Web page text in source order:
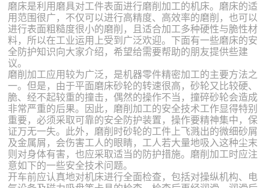
磨床是利用磨具对工件表面进行磨削加工的机床。磨床的适
用范围很广，不仅可以进行高精度、高效率的磨削，也可以
进行表面粗糙度很小的磨削，且适合加工多种硬性与脆性材
料，所以在工业运用上受到广泛欢迎。下面有一些磨床的安
全防护知识向大家介绍，希望给需要帮助的朋友提供些建
议。
磨削加工应用较为广泛，是机器零件精密加工的主要方法之
一。但是，由于平面磨床砂轮的转速很高，砂轮又比较硬、
脆、经不起较重的撞击，偶然的操作不当，撞碎砂轮会造成
非常严重的后果。因此，磨削加工的安全技术工作显得特别
重要，必须采取可靠的安全防护装置，操作要精神集中，保
证万无一失。此外，磨削时砂轮的工件上飞溅出的微细砂屑
及金属屑，会伤害工人的眼睛，工人若大量地吸入这种尘末
则对身体有害，也应采取适当的防护措施。磨削加工时应注
意如下的一些安全技术问题。
开车前应认真地对机床进行全面检查，包括对操纵机构、电